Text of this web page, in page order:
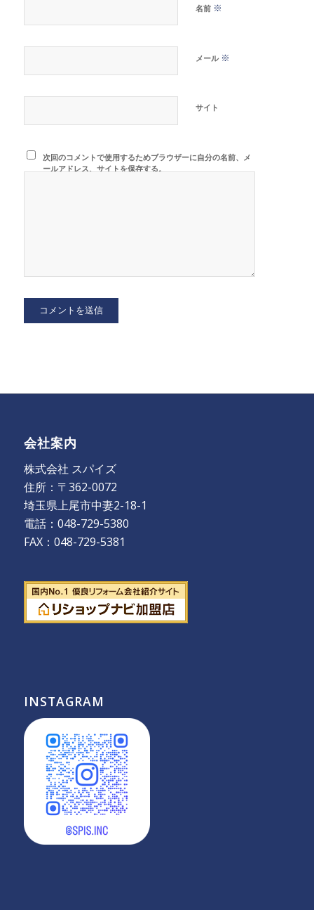
名前 ※
メール ※
サイト
次回のコメントで使用するためブラウザーに自分の名前、メ
ールアドレス、サイトを保存する。
会社案内
株式会社 スパイズ
住所：〒362-0072
埼玉県上尾市中妻2-18-1
電話：048-729-5380
FAX：048-729-5381
INSTAGRAM